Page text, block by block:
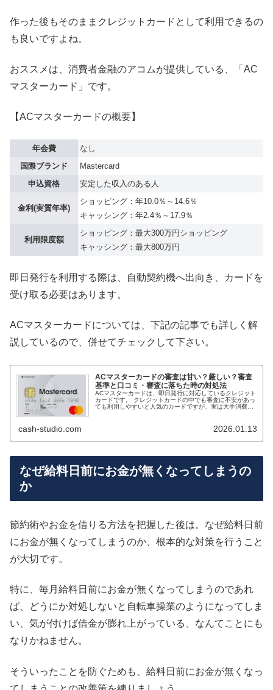
作った後もそのままクレジットカードとして利用できるの
も良いですよね。
おススメは、消費者金融のアコムが提供している、「AC
マスターカード」です。
【ACマスターカードの概要】
年会費
なし
国際ブランド
Mastercard
申込資格
安定した収入のある人
金利(実質年率)
ショッピング：年10.0％～14.6％
キャッシング：年2.4％～17.9％
利用限度額
ショッピング：最大300万円ショッピング
キャッシング：最大800万円
即日発行を利用する際は、自動契約機へ出向き、カードを
受け取る必要はあります。
ACマスターカードについては、下記の記事でも詳しく解
説しているので、併せてチェックして下さい。
ACマスターカードの審査は甘い？厳しい？審査
基準と口コミ・審査に落ちた時の対処法
ACマスターカードは、即日発行に対応しているクレジット
カードです。 クレジットカードの中でも審査に不安があっ
ても利用しやすいと人気のカードですが、実は大手消費者
cash-studio.com 2026.01.13
なぜ給料日前にお金が無くなってしまうの
か
節約術やお金を借りる方法を把握した後は。なぜ給料日前
にお金が無くなってしまうのか、根本的な対策を行うこと
が大切です。
特に、毎月給料日前にお金が無くなってしまうのであれ
ば、どうにか対処しないと自転車操業のようになってしま
い、気が付けば借金が膨れ上がっている、なんてことにも
なりかねません。
そういったことを防ぐためも、給料日前にお金が無くなっ